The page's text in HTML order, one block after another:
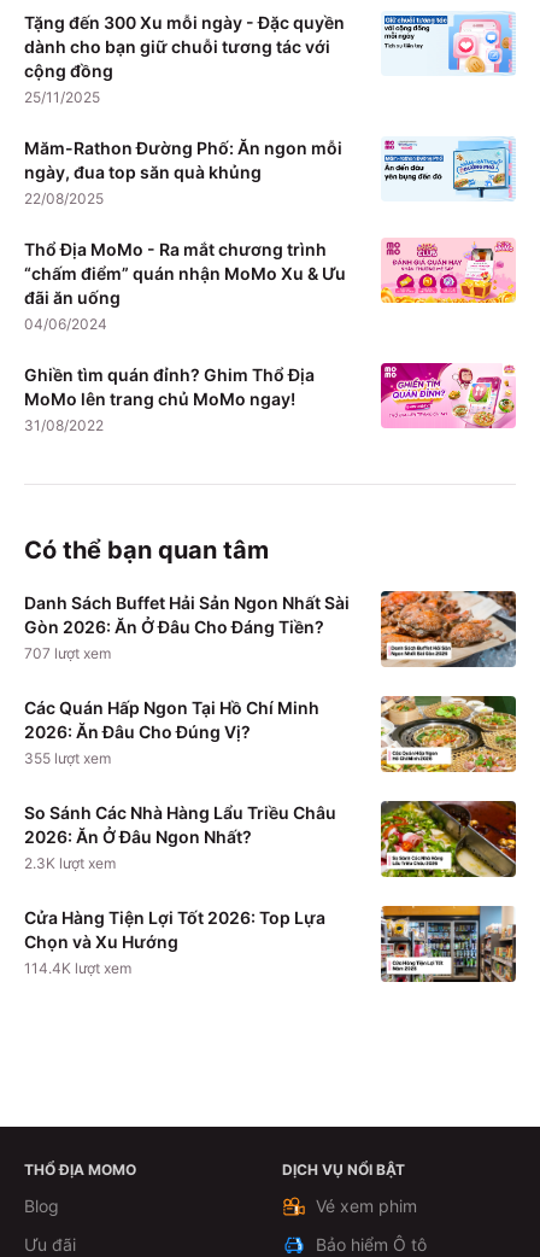
Tặng đến 300 Xu mỗi ngày - Đặc quyền
dành cho bạn giữ chuỗi tương tác với
cộng đồng
25/11/2025
Măm-Rathon Đường Phố: Ăn ngon mỗi
ngày, đua top săn quà khủng
22/08/2025
Thổ Địa MoMo - Ra mắt chương trình
“chấm điểm” quán nhận MoMo Xu & Ưu
đãi ăn uống
04/06/2024
Ghiền tìm quán đỉnh? Ghim Thổ Địa
MoMo lên trang chủ MoMo ngay!
31/08/2022
Có thể bạn quan tâm
Danh Sách Buffet Hải Sản Ngon Nhất Sài
Gòn 2026: Ăn Ở Đâu Cho Đáng Tiền?
707 lượt xem
Các Quán Hấp Ngon Tại Hồ Chí Minh
2026: Ăn Đâu Cho Đúng Vị?
355 lượt xem
So Sánh Các Nhà Hàng Lẩu Triều Châu
2026: Ăn Ở Đâu Ngon Nhất?
2.3K lượt xem
Cửa Hàng Tiện Lợi Tốt 2026: Top Lựa
Chọn và Xu Hướng
114.4K lượt xem
Xem chi tiết
THỔ ĐỊA MOMO
Blog
Ưu đãi
DỊCH VỤ NỔI BẬT
Vé xem phim
Bảo hiểm Ô tô